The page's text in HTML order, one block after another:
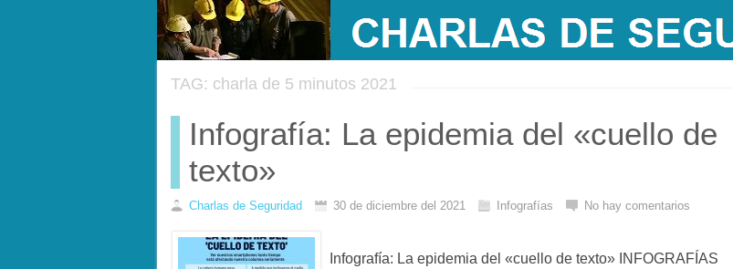
TAG: charla de 5 minutos 2021
Infografía: La epidemia del «cuello de
texto»
Charlas de Seguridad 30 de diciembre del 2021 Infografías No hay comentarios
Infografía: La epidemia del «cuello de texto» INFOGRAFÍAS